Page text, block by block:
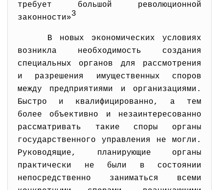
требует большой революционной
законности»3
В новых экономических условиях
возникла необходимость создания
специальных органов для рассмотрения
и разрешения имущественных споров
между предприятиями и организациями.
Быстро и квалифицированно, а тем
более объективно и незаинтересованно
рассматривать такие споры органы
государственного управления не могли.
Руководящие, планирующие органы
практически не были в состоянии
непосредственно заниматься всеми